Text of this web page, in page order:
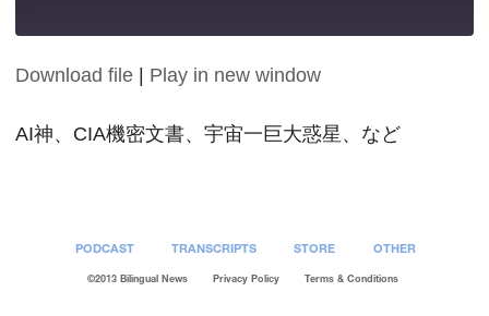
SHARE
LINK
Download file Play in new window
AI神、CIA機密文書、宇宙一巨大惑星、など
PODCAST TRANSCRIPTS STORE OTHER
©2013 Bilingual News Privacy Policy Terms & Conditions